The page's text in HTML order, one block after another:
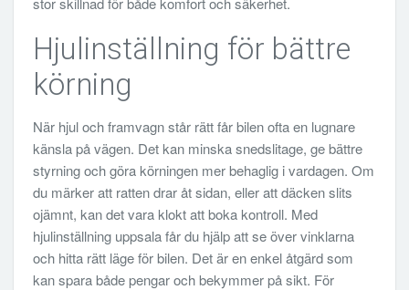
Hjulinställning för bättre
körning
När hjul och framvagn står rätt får bilen ofta en lugnare
känsla på vägen. Det kan minska snedslitage, ge bättre
styrning och göra körningen mer behaglig i vardagen. Om
du märker att ratten drar åt sidan, eller att däcken slits
ojämnt, kan det vara klokt att boka kontroll. Med
hjulinställning uppsala får du hjälp att se över vinklarna
och hitta rätt läge för bilen. Det är en enkel åtgärd som
kan spara både pengar och bekymmer på sikt. För